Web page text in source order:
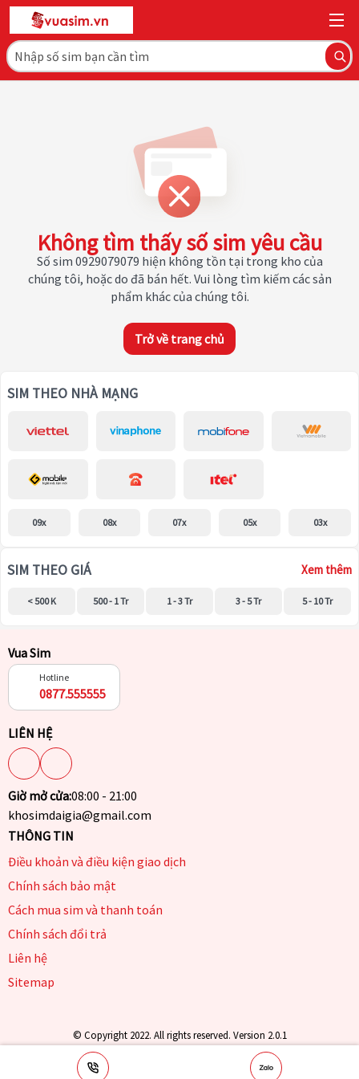
Không tìm thấy số sim yêu cầu
Số sim 0929079079 hiện không tồn tại trong kho của
chúng tôi, hoặc do đã bán hết. Vui lòng tìm kiếm các sản
phẩm khác của chúng tôi.
Trở về trang chủ
SIM THEO NHÀ MẠNG
09x 08x 07x 05x 03x
SIM THEO GIÁ Xem thêm
< 500 K 500 - 1 Tr 1 - 3 Tr 3 - 5 Tr 5 - 10 Tr
Vua Sim
Hotline
0877.555555
LIÊN HỆ
Giờ mở cửa:08:00 - 21:00
khosimdaigia@gmail.com
THÔNG TIN
Điều khoản và điều kiện giao dịch
Chính sách bảo mật
Cách mua sim và thanh toán
Chính sách đổi trả
Liên hệ
Sitemap
© Copyright 2022. All rights reserved. Version 2.0.1